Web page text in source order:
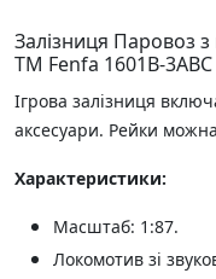
Залізниця Паровоз
ТМ Fenfa 1601В-3АВС
Ігрова залізниця
аксесуари. Рейки
Характеристики:
Масштаб: 1:87.
Локомотив зі